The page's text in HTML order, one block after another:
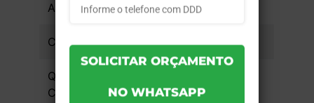
Arte
Cobertura
Quantidade de
Cores